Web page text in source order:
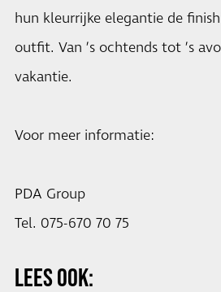
hun kleurrijke elegantie de
outfit. Van ’s ochtends tot ’s
vakantie.
Voor meer informatie:
PDA Group
Tel. 075-670 70 75
LEES OOK: